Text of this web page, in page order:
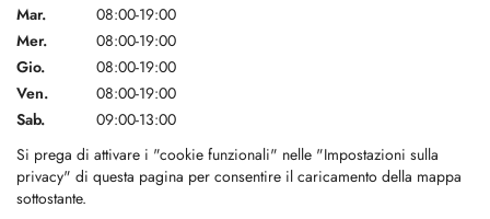
Mar.
08:00-19:00
Mer.
08:00-19:00
Gio.
08:00-19:00
Ven.
08:00-19:00
Sab.
09:00-13:00
Si prega di attivare i "cookie funzionali" nelle "Impostazioni sulla
privacy" di questa pagina per consentire il caricamento della mappa
sottostante.